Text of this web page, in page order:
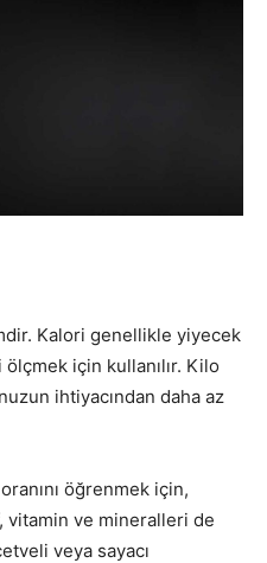
Kalori genellikle yiyecek
için kullanılır. Kilo
ihtiyacından daha az
öğrenmek için,
vitamin ve mineralleri de
veya sayacı